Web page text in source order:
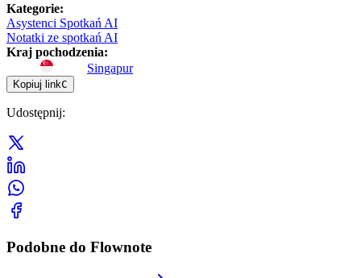
Kategorie:
Asystenci Spotkań AI
Notatki ze spotkań AI
Kraj pochodzenia:
Singapur
Kopiuj linkC
Udostępnij:
Podobne do Flownote